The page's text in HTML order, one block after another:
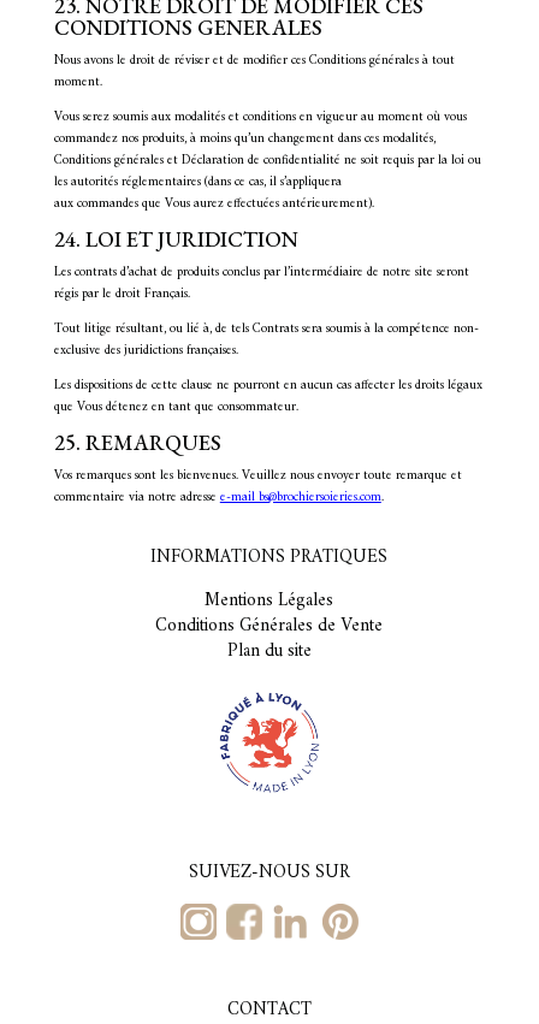
CONDITIONS GENERALES
Nous avons le droit de réviser et de modifier ces Conditions générales à tout
moment.
Vous serez soumis aux modalités et conditions en vigueur au moment où vous
commandez nos produits, à moins qu’un changement dans ces modalités,
Conditions générales et Déclaration de confidentialité ne soit requis par la loi ou
les autorités réglementaires (dans ce cas, il s’appliquera
aux commandes que Vous aurez effectuées antérieurement).
24. LOI ET JURIDICTION
Les contrats d’achat de produits conclus par l’intermédiaire de notre site seront
régis par le droit Français.
Tout litige résultant, ou lié à, de tels Contrats sera soumis à la compétence non-
exclusive des juridictions françaises.
Les dispositions de cette clause ne pourront en aucun cas affecter les droits légaux
que Vous détenez en tant que consommateur.
25. REMARQUES
Vos remarques sont les bienvenues. Veuillez nous envoyer toute remarque et
commentaire via notre adressee-mail bs@brochiersoieries.com.
INFORMATIONS PRATIQUES
Mentions Légales
Conditions Générales de Vente
Plan du site
SUIVEZ-NOUS SUR
CONTACT